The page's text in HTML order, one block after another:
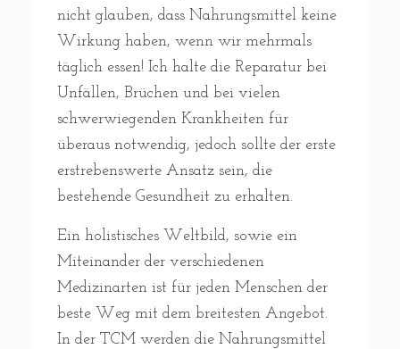
nicht glauben, dass Nahrungsmittel keine
Wirkung haben, wenn wir mehrmals
täglich essen! Ich halte die Reparatur bei
Unfällen, Brüchen und bei vielen
schwerwiegenden Krankheiten für
überaus notwendig, jedoch sollte der erste
erstrebenswerte Ansatz sein, die
bestehende Gesundheit zu erhalten.
Ein holistisches Weltbild, sowie ein
Miteinander der verschiedenen
Medizinarten ist für jeden Menschen der
beste Weg mit dem breitesten Angebot.
In der TCM werden die Nahrungsmittel